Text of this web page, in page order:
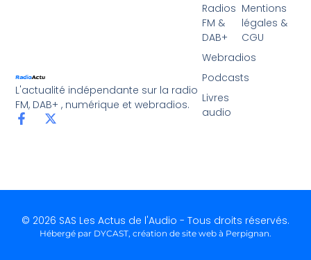
L'actualité indépendante sur la radio
FM, DAB+ , numérique et webradios.
Radios
FM &
DAB+
Webradios
Podcasts
Livres
audio
Mentions
légales &
CGU
© 2026 SAS Les Actus de l'Audio - Tous droits réservés.
Hébergé par DYCAST, création de site web à Perpignan.